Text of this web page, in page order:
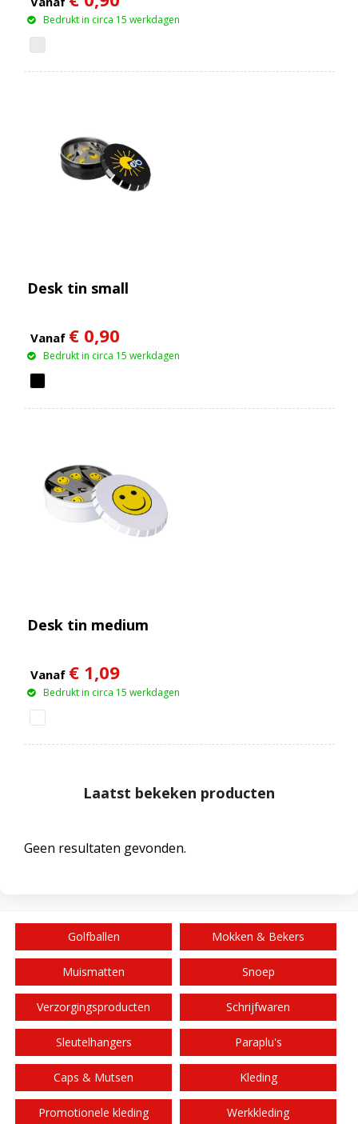
Bedrukt in circa 15 werkdagen
Desk tin small
Vanaf € 0,90
Bedrukt in circa 15 werkdagen
Desk tin medium
Vanaf € 1,09
Bedrukt in circa 15 werkdagen
Laatst bekeken producten
Geen resultaten gevonden.
Golfballen Mokken & Bekers
Muismatten Snoep
Verzorgingsproducten Schrijfwaren
Sleutelhangers Paraplu's
Caps & Mutsen Kleding
Promotionele kleding Werkkleding